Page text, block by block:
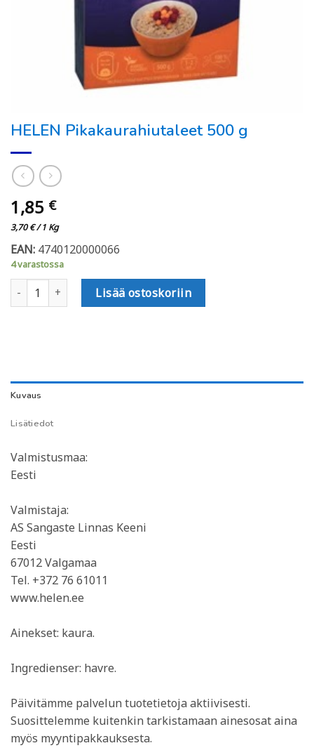
HELEN Pikakaurahiutaleet 500 g
1,85 €
3,70€/ 1 Kg
EAN: 4740120000066
4 varastossa
HELEN Pikakaurahiutaleet 500 g määrä
Lisää ostoskoriin
Kuvaus
Lisätiedot
Valmistusmaa:
Eesti
Valmistaja:
AS Sangaste Linnas Keeni
Eesti
67012 Valgamaa
Tel. +372 76 61011
www.helen.ee
Ainekset: kaura.
Ingredienser: havre.
Päivitämme palvelun tuotetietoja aktiivisesti.
Suosittelemme kuitenkin tarkistamaan ainesosat aina
myös myyntipakkauksesta.